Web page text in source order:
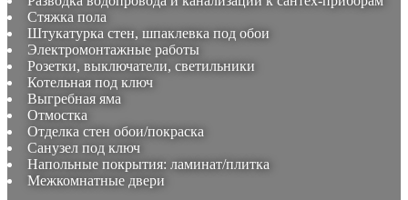
Стяжка пола
Штукатурка стен, шпаклевка под обои
Электромонтажные работы
Розетки, выключатели, светильники
Котельная под ключ
Выгребная яма
Отмостка
Отделка стен обои/покраска
Санузел под ключ
Напольные покрытия: ламинат/плитка
Межкомнатные двери